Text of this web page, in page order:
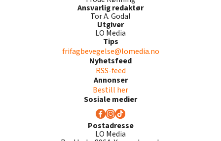
Ansvarlig redaktør
Tor A. Godal
Utgiver
LO Media
Tips
frifagbevegelse@lomedia.no
Nyhetsfeed
RSS-feed
Annonser
Bestill her
Sosiale medier
Postadresse
LO Media